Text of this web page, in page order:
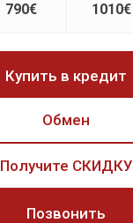
790€ 1010€
Купить в кредит
Обмен
Получите СКИДКУ
Позвонить